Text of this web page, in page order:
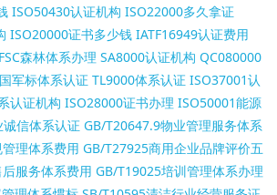
ISO50430认证机构 ISO22000多久拿证
ISO20000证书多少钱 IATF16949认证费用
FSC森林体系办理 SA8000认证机构 QC080000
军标体系认证 TL9000体系认证 ISO37001认
认证机构 ISO28000证书办理 ISO50001能源
信体系认证 GB/T20647.9物业管理服务体系
理体系费用 GB/T27925商用企业品牌评价五
服务体系费用 GB/T19025培训管理体系办理